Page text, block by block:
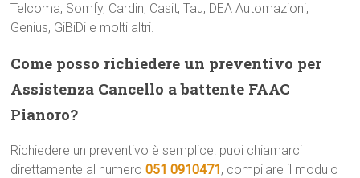
Telcoma, Somfy, Cardin, Casit, Tau, DEA Automazioni,
Genius, GiBiDi e molti altri.
Come posso richiedere un preventivo per
Assistenza Cancello a battente FAAC
Pianoro?
Richiedere un preventivo è semplice: puoi chiamarci
direttamente al numero051 0910471, compilare il modulo